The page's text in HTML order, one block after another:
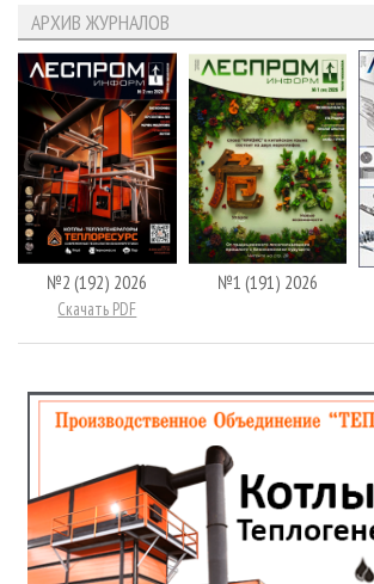
АРХИВ ЖУРНАЛОВ
№2 (192) 2026
Скачать PDF
№1 (191) 2026